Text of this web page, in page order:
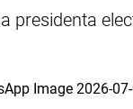
presidenta